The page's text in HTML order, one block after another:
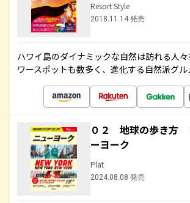
Resort Style
2018.11.14 発売
ハワイ島のダイナミックな自然は訪れる人
ワースポットも数多く、進化する自然派グル
０２ 地球の歩き方
ーヨーク
Plat
2024.08.08 発売